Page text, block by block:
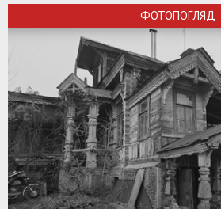
ФОТОПОГЛЯД